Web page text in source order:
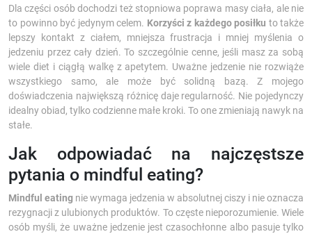
Dla części osób dochodzi też stopniowa poprawa masy ciała, ale nie
to powinno być jedynym celem. Korzyści z każdego posiłku to także
lepszy kontakt z ciałem, mniejsza frustracja i mniej myślenia o
jedzeniu przez cały dzień. To szczególnie cenne, jeśli masz za sobą
wiele diet i ciągłą walkę z apetytem. Uważne jedzenie nie rozwiąże
wszystkiego samo, ale może być solidną bazą. Z mojego
doświadczenia największą różnicę daje regularność. Nie pojedynczy
idealny obiad, tylko codzienne małe kroki. To one zmieniają nawyk na
stałe.
Jak odpowiadać na najczęstsze
pytania o mindful eating?
Mindful eating nie wymaga jedzenia w absolutnej ciszy i nie oznacza
rezygnacji z ulubionych produktów. To częste nieporozumienie. Wiele
osób myśli, że uważne jedzenie jest czasochłonne albo pasuje tylko